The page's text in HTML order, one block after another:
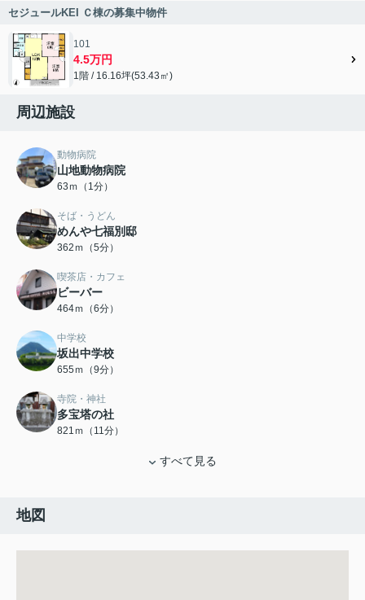
セジュールKEI Ｃ棟の募集中物件
101
4.5万円
1階 / 16.16坪(53.43㎡)
周辺施設
動物病院
山地動物病院
63ｍ（1分）
そば・うどん
めんや七福別邸
362ｍ（5分）
喫茶店・カフェ
ビーバー
464ｍ（6分）
中学校
坂出中学校
655ｍ（9分）
寺院・神社
多宝塔の社
821ｍ（11分）
すべて見る
地図